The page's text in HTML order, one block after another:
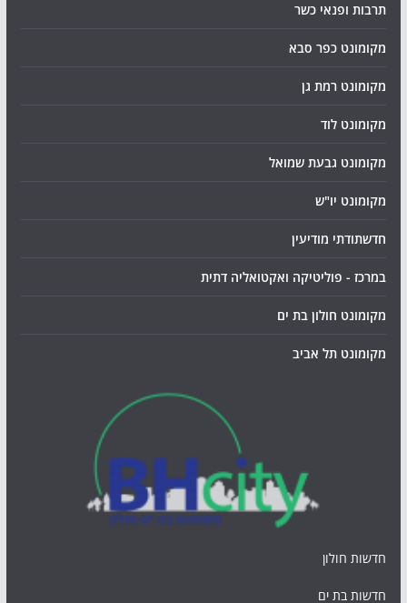
תרבות ופנאי כשר
מקומונט כפר סבא
מקומונט רמת גן
מקומונט לוד
מקומונט גבעת שמואל
מקומונט יו"ש
חדשתודתי מודיעין
במרכז - פוליטיקה ואקטואליה דתית
מקומונט חולון בת ים
מקומונט תל אביב
חדשות חולון
חדשות בת ים